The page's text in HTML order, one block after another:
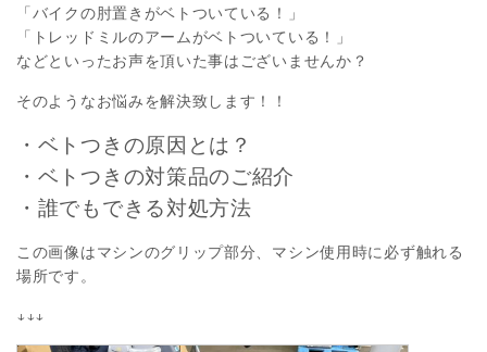
「バイクの肘置きがベトついている！」
「トレッドミルのアームがベトついている！」
などといったお声を頂いた事はございませんか？
そのようなお悩みを解決致します！！
・ベトつきの原因とは？
・ベトつきの対策品のご紹介
・誰でもできる対処方法
この画像はマシンのグリップ部分、マシン使用時に必ず触れる
場所です。
↓↓↓